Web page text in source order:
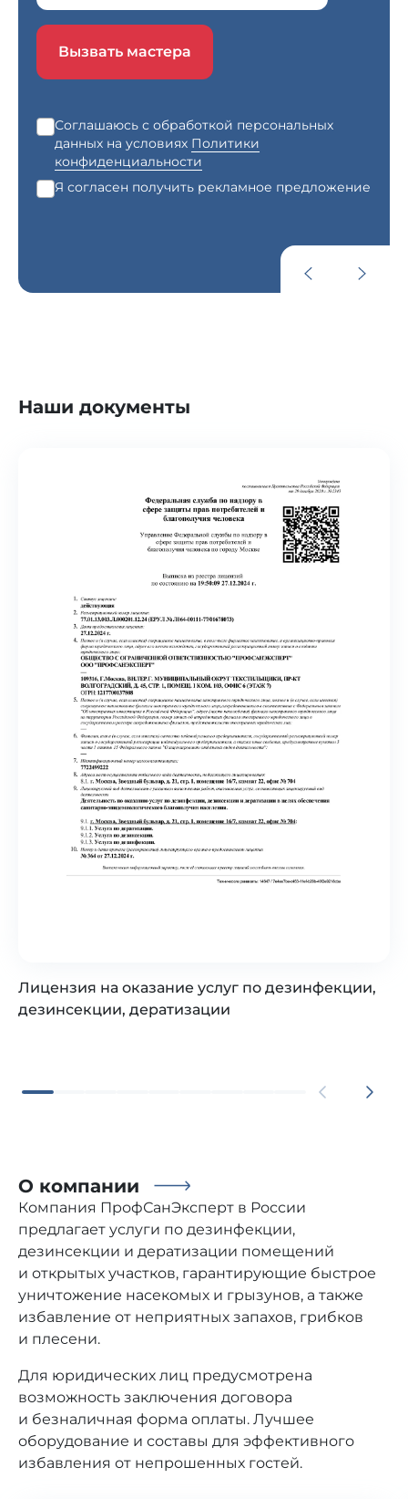
Вызвать мастера
Соглашаюсь с обработкой персональных
данных на условиях Политики
конфиденциальности
Я согласен получить рекламное предложение
Наши документы
Лицензия на оказание услуг по дезинфекции,
дезинсекции, дератизации
О компании
Компания ПрофСанЭксперт в России
предлагает услуги по дезинфекции,
дезинсекции и дератизации помещений
и открытых участков, гарантирующие быстрое
уничтожение насекомых и грызунов, а также
избавление от неприятных запахов, грибков
и плесени.
Для юридических лиц предусмотрена
возможность заключения договора
и безналичная форма оплаты. Лучшее
оборудование и составы для эффективного
избавления от непрошенных гостей.